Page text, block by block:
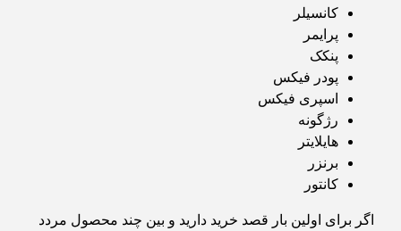
کانسیلر
پرایمر
پنکک
پودر فیکس
اسپری فیکس
رژگونه
هایلایتر
برنزر
کانتور
اگر برای اولین بار قصد خرید دارید و بین چند محصول مردد